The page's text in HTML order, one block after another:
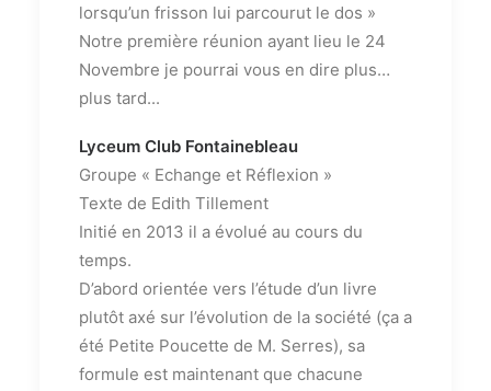
lorsqu’un frisson lui parcourut le dos »
Notre première réunion ayant lieu le 24
Novembre je pourrai vous en dire plus…
plus tard...
Lyceum Club Fontainebleau
Groupe « Echange et Réflexion »
Texte de Edith Tillement
Initié en 2013 il a évolué au cours du
temps.
D’abord orientée vers l’étude d’un livre
plutôt axé sur l’évolution de la société (ça a
été Petite Poucette de M. Serres), sa
formule est maintenant que chacune